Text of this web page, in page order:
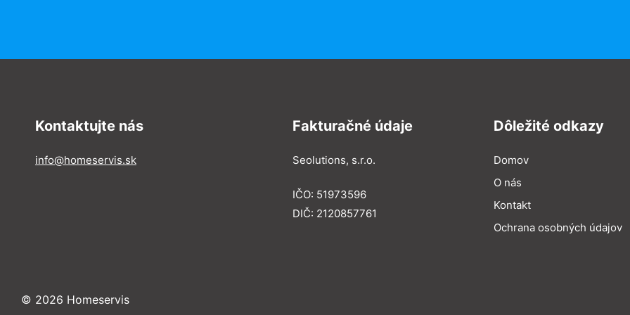
Kontaktujte nás
info@homeservis.sk
Fakturačné údaje
Seolutions, s.r.o.
IČO: 51973596
DIČ: 2120857761
Dôležité odkazy
Domov
O nás
Kontakt
Ochrana osobných údajov
© 2026 Homeservis